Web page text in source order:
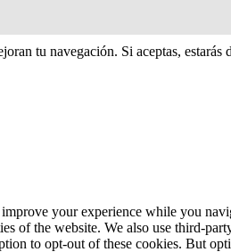
tu navegación. Si aceptas, estarás
your experience while you
of the website. We also use third-
to opt-out of these cookies. But